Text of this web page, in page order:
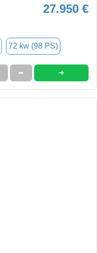
27.950 €
72 kw (98 PS)
➦ ➜